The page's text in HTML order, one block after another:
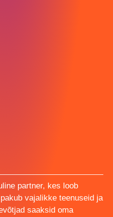
partner, kes loob
vajalikke teenuseid ja
saaksid oma